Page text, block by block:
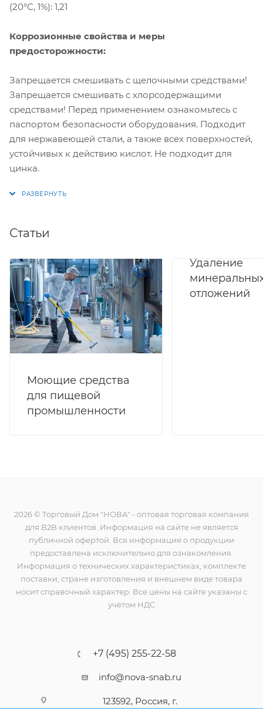
(20°С, 1%): 1,21
Коррозионные свойства и меры
предосторожности:
Запрещается смешивать с щелочными средствами!
Запрещается смешивать с хлорсодержащими
средствами! Перед применением ознакомьтесь с
паспортом безопасности оборудования. Подходит
для нержавеющей стали, а также всех поверхностей,
устойчивых к действию кислот. Не подходит для
цинка.
Статьи
Моющие средства
для пищевой
промышленности
Удаление
отложений
2026 © Торговый Дом "НОВА" - оптовая торговая компания
для B2B клиентов. Информация на сайте не является
публичной офертой. Вся информация о продукции
предоставлена исключительно для ознакомления.
Информация о технических характеристиках, комплекте
поставки, стране изготовления и внешнем виде товара
носит справочный характер. Все цены на сайте указаны с
учётом НДС
+7 (495) 255-22-58
info@nova-snab.ru
123592, Россия, г.